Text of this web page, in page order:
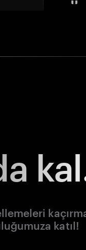
katıl!